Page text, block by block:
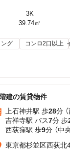
3K
39.74㎡
グ コンロ2口以上
建の賃貸物件
上石神井駅 歩28分
吉祥寺駅 バス7分 歩
西荻窪駅 歩9分 （中
東京都杉並区西荻北